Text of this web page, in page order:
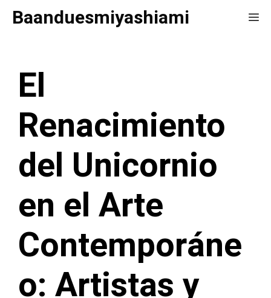
SaltarBaanduesmiyashiami
El
Renacimiento
del Unicornio
en el Arte
Contemporáne
o: Artistas y